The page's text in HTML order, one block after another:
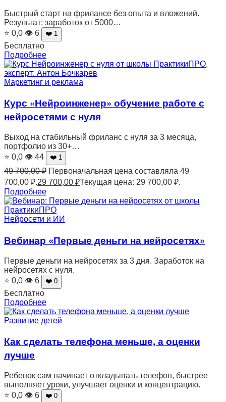
Быстрый старт на фрилансе без опыта и вложений.
Результат: заработок от 5000…
⭐ 0,0 👁 6 ❤️ 1
Бесплатно
Подробнее
Маркетинг и реклама
Курс «Нейроинженер» обучение работе с
нейросетями с нуля
Выход на стабильный фриланс с нуля за 3 месяца,
портфолио из 30+…
⭐ 0,0 👁 44 ❤️ 1
49 700,00₽ Первоначальная цена составляла 49
700,00 ₽.29 700,00 ₽Текущая цена: 29 700,00 ₽.
Подробнее
Нейросети и ИИ
Вебинар «Первые деньги на нейросетях»
Первые деньги на нейросетях за 3 дня. Заработок на
нейросетях с нуля.
⭐ 0,0 👁 6 ❤️ 0
Бесплатно
Подробнее
Развитие детей
Как сделать телефона меньше, а оценки
лучше
Ребенок сам начинает откладывать телефон, быстрее
выполняет уроки, улучшает оценки и концентрацию.
⭐ 0,0 👁 6 ❤️ 0